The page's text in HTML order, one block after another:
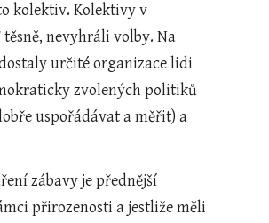
kolektiv. Kolektivy v
nevyhráli volby. Na
určité organizace lidi
zvolených politiků
uspořádávat a měřit) a
zábavy je přednější
přirozenosti a jestliže měli